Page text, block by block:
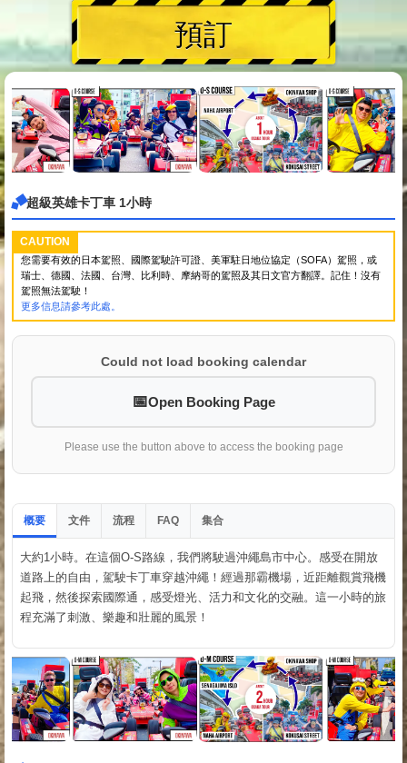
預訂
超級英雄卡丁車 1小時
CAUTION
您需要有效的日本駕照、國際駕駛許可證、美軍駐日地位協定（SOFA）駕照，或
瑞士、德國、法國、台灣、比利時、摩納哥的駕照及其日文官方翻譯。記住！沒有
駕照無法駕駛！
更多信息請參考此處。
Could not load booking calendar
Open Booking Page
Please use the button above to access the booking page
概要 文件 流程 FAQ 集合
大約1小時。在這個O-S路線，我們將駛過沖繩島市中心。感受在開放
道路上的自由，駕駛卡丁車穿越沖繩！經過那霸機場，近距離觀賞飛機
起飛，然後探索國際通，感受燈光、活力和文化的交融。這一小時的旅
程充滿了刺激、樂趣和壯麗的風景！